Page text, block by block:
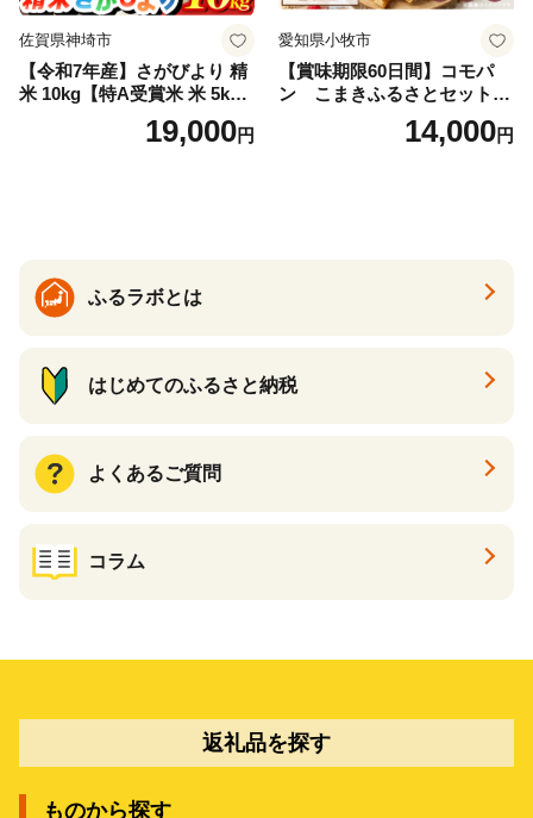
佐賀県神埼市
【令和7年産】さがびより 精
米 10kg【特A受賞米 米 5kg×
2袋 お米 コメ こめ 国産 美味
しい ブランド米 人気 ランキ
19,000円
愛知県小牧市
【賞味期限60日間】コモパ
ン こまきふるさとセット
（24個入り）／災害用備蓄
保存食 非常食 防災グッズに
14,000円
ふるラボとは
はじめてのふるさと納税
よくあるご質問
コラム
返礼品を探す
ものから探す